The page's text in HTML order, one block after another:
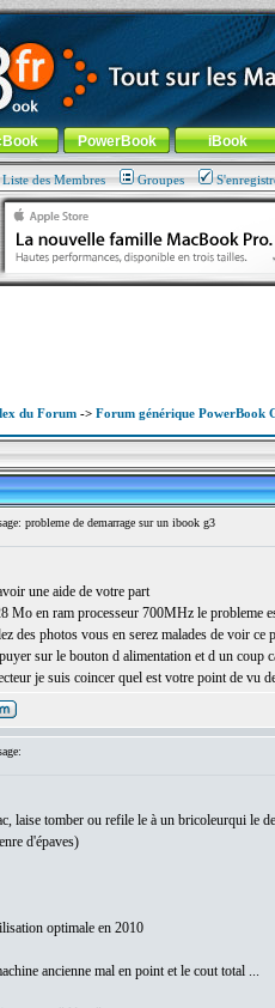
!
général-Aller au menu de la
PowerBook iBook
Liste des Membres Groupes
du Forum-> Forum générique PowerBook
probleme de demarrage sur un ibook g3
une aide de votre part
Mo en ram processeur 700MHz le probleme
des photos vous en serez malades de voir
sur le bouton d alimentation et d un
je suis coincer quel est votre point de vu
laise tomber ou refile le à un bricoleurqui le
d'épaves)
optimale en 2010
ancienne mal en point et le cout total ...